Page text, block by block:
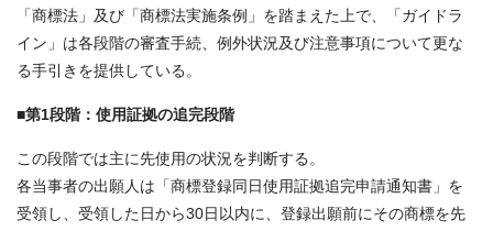
「商標法」及び「商標法実施条例」を踏まえた上で、「ガイドラ
イン」は各段階の審査手続、例外状況及び注意事項について更な
る手引きを提供している。
■第1段階：使用証拠の追完段階
この段階では主に先使用の状況を判断する。
各当事者の出願人は「商標登録同日使用証拠追完申請通知書」を
受領し、受領した日から30日以内に、登録出願前にその商標を先